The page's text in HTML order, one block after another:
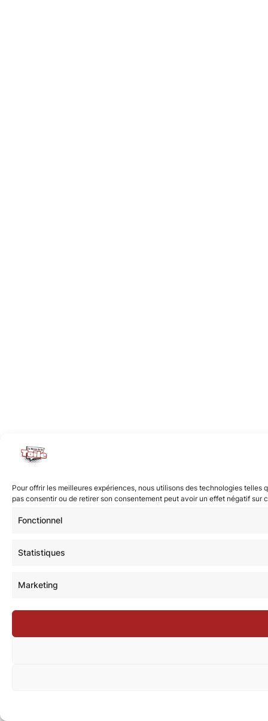
Pour offrir les meilleures expériences, nous utilisons des technologies
pas consentir ou de retirer son consentement peut avoir un effet négatif sur
Fonctionnel
Statistiques
Marketing